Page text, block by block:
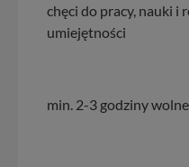
chęci do pracy, nauki i
umiejętności
min. 2-3 godziny